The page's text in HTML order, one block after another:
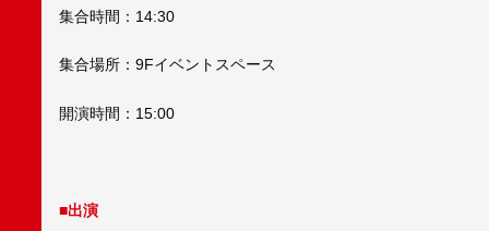
集合時間：14:30
集合場所：9Fイベントスペース
開演時間：15:00
■出演